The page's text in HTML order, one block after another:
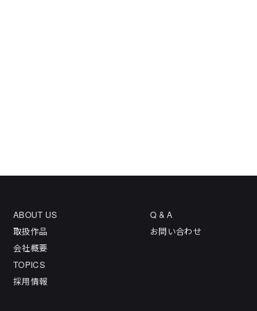
ABOUT US
取扱作品
会社概要
TOPICS
採用情報
Q & A
お問い合わせ